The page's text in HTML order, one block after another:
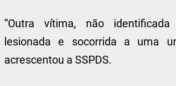
“Outra vítima, não
lesionada e socorrida a uma
acrescentou a SSPDS.